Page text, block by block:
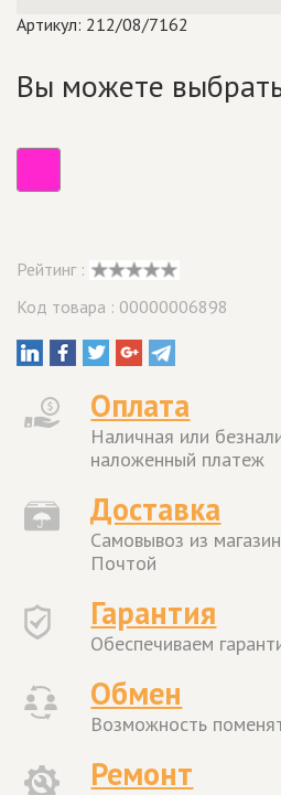
Артикул: 212/08/7162
Вы можете
Рейтинг :
Код товара : 00000006898
Оплата
Наличная или
наложенный платеж
Доставка
Самовывоз из
Почтой
Гарантия
Обеспечиваем
Обмен
Возможность
Ремонт